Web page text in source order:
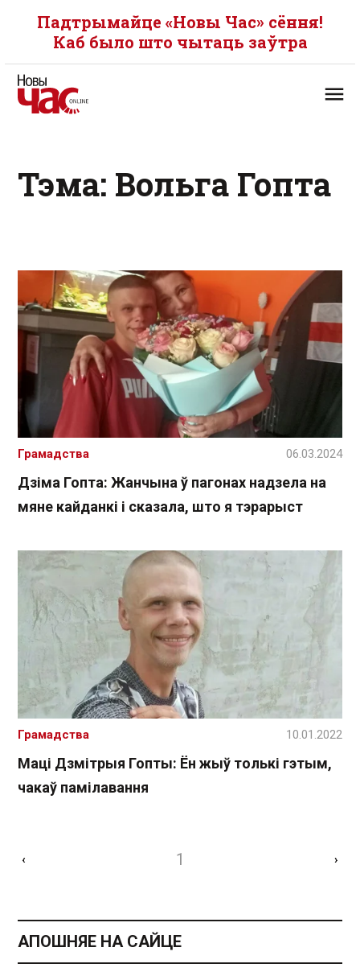
Падтрымайце «Новы Час» сёння!
Каб было што чытаць заўтра
Тэма: Вольга Гопта
Дзіма Гопта: Жанчына ў пагонах надзела на
мяне кайданкі і сказала, што я тэрарыст
Грамадства 06.03.2024
Маці Дзмітрыя Гопты: Ён жыў толькі гэтым,
чакаў памілавання
Грамадства 10.01.2022
‹ 1 ›
АПОШНЯЕ НА САЙЦЕ